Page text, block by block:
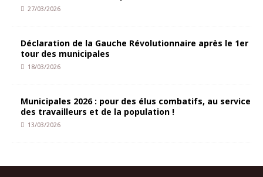
27/03/2026
Déclaration de la Gauche Révolutionnaire après le 1er
tour des municipales
18/03/2026
Municipales 2026 : pour des élus combatifs, au service
des travailleurs et de la population !
13/03/2026